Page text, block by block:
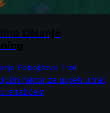
Poboljšava Trail
faktor za uspeh u trail
istražićem